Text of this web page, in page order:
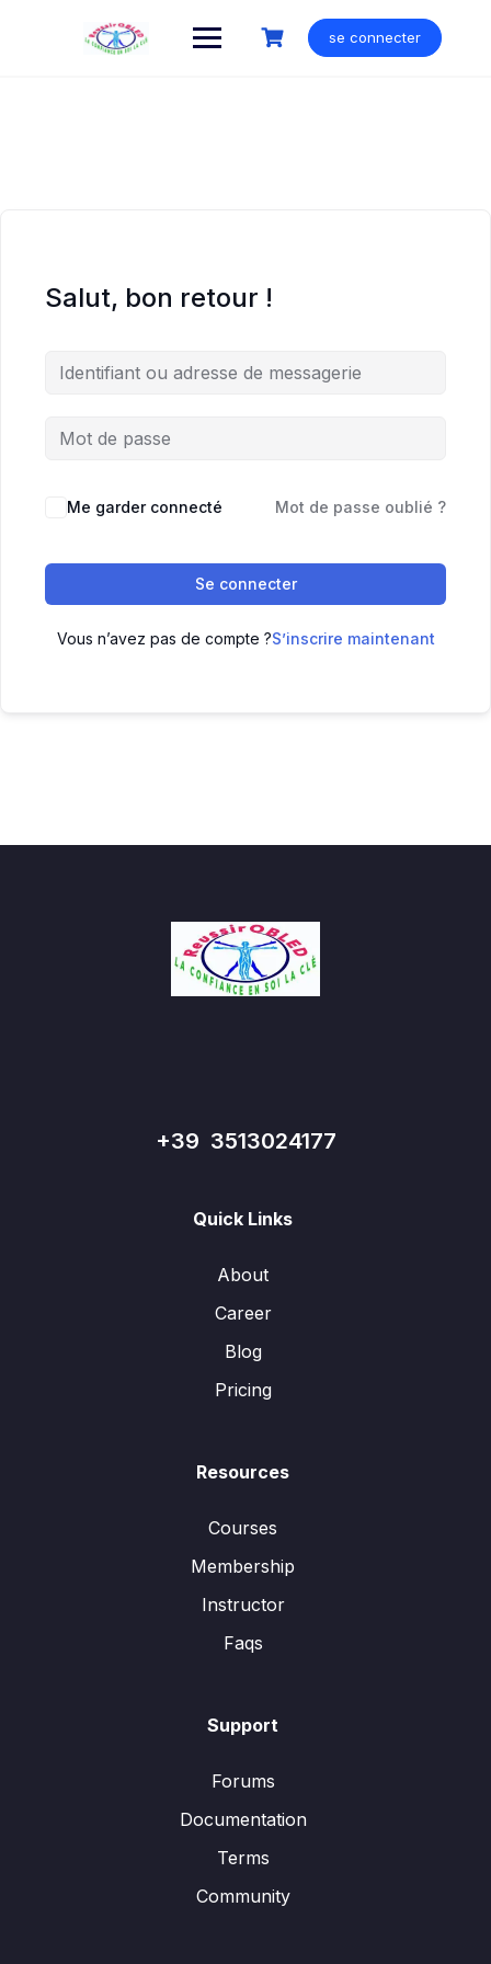
se connecter
Salut, bon retour !
Me garder connecté Mot de passe oublié ?
Se connecter
Vous n’avez pas de compte ?S’inscrire maintenant
+39 3513024177
Quick Links
About
Career
Blog
Pricing
Resources
Courses
Membership
Instructor
Faqs
Support
Forums
Documentation
Terms
Community